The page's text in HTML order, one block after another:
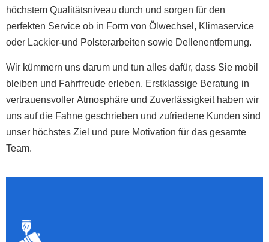
höchstem Qualitätsniveau durch und sorgen für den
perfekten Service ob in Form von Ölwechsel, Klimaservice
oder Lackier-und Polsterarbeiten sowie Dellenentfernung.
Wir kümmern uns darum und tun alles dafür, dass Sie mobil
bleiben und Fahrfreude erleben. Erstklassige Beratung in
vertrauensvoller Atmosphäre und Zuverlässigkeit haben wir
uns auf die Fahne geschrieben und zufriedene Kunden sind
unser höchstes Ziel und pure Motivation für das gesamte
Team.